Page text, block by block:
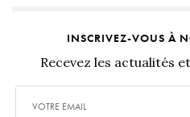
INSCRIVEZ-VOUS À
Recevez les actualités